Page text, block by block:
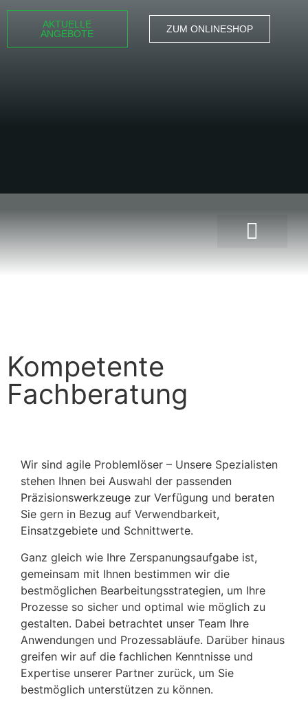
AKTUELLE
ANGEBOTE
ZUM ONLINESHOP
Kompetente
Fachberatung
Wir sind agile Problemlöser – Unsere Spezialisten
stehen Ihnen bei Auswahl der passenden
Präzisionswerkzeuge zur Verfügung und beraten
Sie gern in Bezug auf Verwendbarkeit,
Einsatzgebiete und Schnittwerte.
Ganz gleich wie Ihre Zerspanungsaufgabe ist,
gemeinsam mit Ihnen bestimmen wir die
bestmöglichen Bearbeitungsstrategien, um Ihre
Prozesse so sicher und optimal wie möglich zu
gestalten. Dabei betrachtet unser Team Ihre
Anwendungen und Prozessabläufe. Darüber hinaus
greifen wir auf die fachlichen Kenntnisse und
Expertise unserer Partner zurück, um Sie
bestmöglich unterstützen zu können.